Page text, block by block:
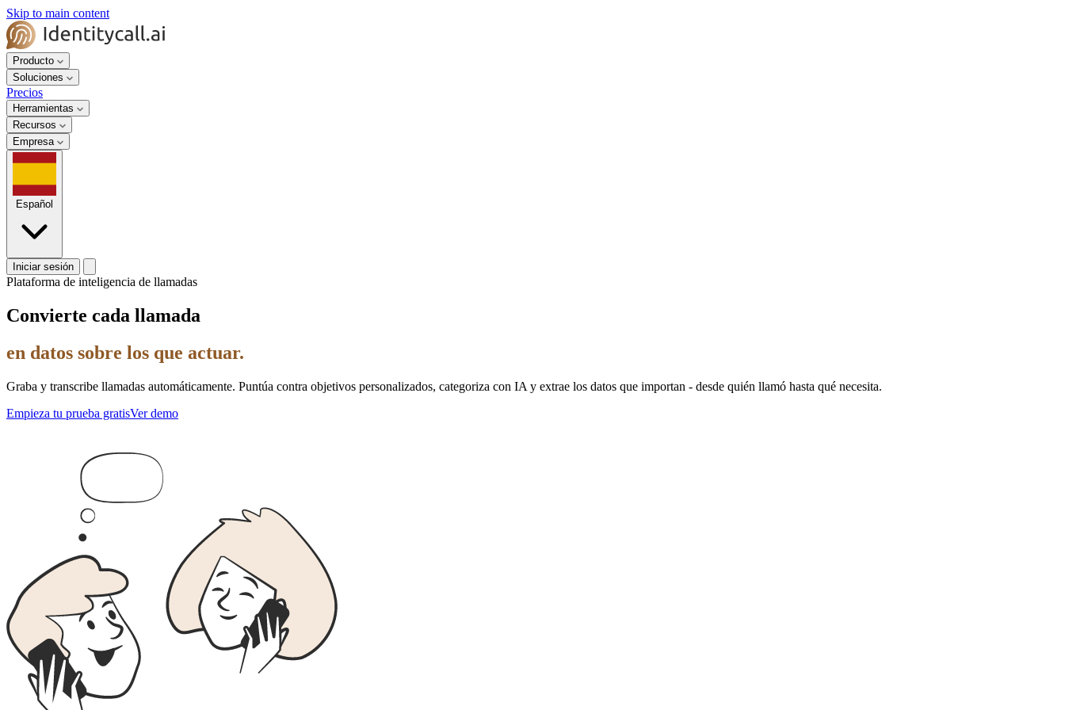
Skip to main content
Producto
Soluciones
Precios
Herramientas
Recursos
Empresa
Español
Iniciar sesión
Plataforma de inteligencia de llamadas
Convierte cada llamada
en datos sobre los que actuar.
Graba y transcribe llamadas automáticamente. Puntúa contra objetivos personalizados, categoriza con IA y extrae los datos que importan - desde quién llamó hasta qué necesita.
Empieza tu prueba gratisVer demo